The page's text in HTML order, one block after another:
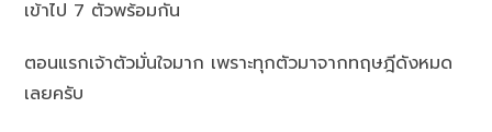
เข้าไป 7 ตัวพร้อมกัน
ตอนแรกเจ้าตัวมั่นใจมาก เพราะทุกตัวมาจากทฤษฎีดังหมด
เลยครับ